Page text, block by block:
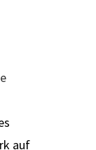
auf